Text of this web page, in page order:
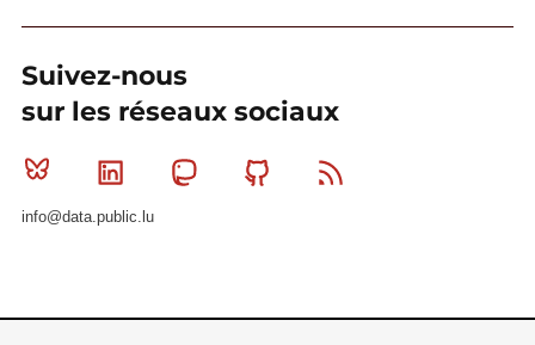
Suivez-nous
sur les réseaux sociaux
Bluesky Linkedin MastodonGithub
info@data.public.lu